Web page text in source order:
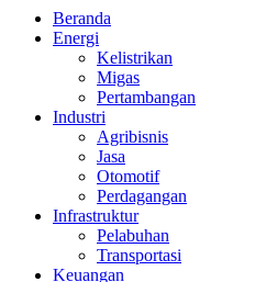
Beranda
Energi
Kelistrikan
Migas
Pertambangan
Industri
Agribisnis
Jasa
Otomotif
Perdagangan
Infrastruktur
Pelabuhan
Transportasi
Keuangan